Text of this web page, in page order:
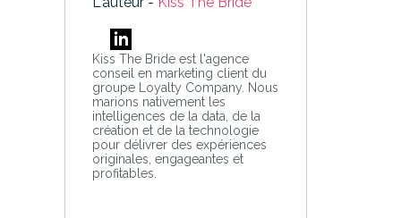
Kiss The Bride est l'agence
conseil en marketing client du
groupe Loyalty Company. Nous
marions nativement les
intelligences de la data, de la
création et de la technologie
pour délivrer des expériences
originales, engageantes et
profitables.